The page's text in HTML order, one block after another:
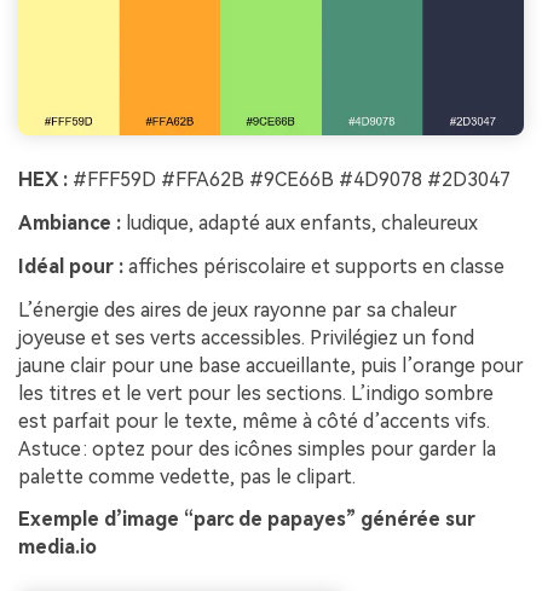
HEX : #FFF59D #FFA62B #9CE66B #4D9078 #2D3047
Ambiance : ludique, adapté aux enfants, chaleureux
Idéal pour : affiches périscolaire et supports en classe
L’énergie des aires de jeux rayonne par sa chaleur
joyeuse et ses verts accessibles. Privilégiez un fond
jaune clair pour une base accueillante, puis l’orange pour
les titres et le vert pour les sections. L’indigo sombre
est parfait pour le texte, même à côté d’accents vifs.
Astuce : optez pour des icônes simples pour garder la
palette comme vedette, pas le clipart.
Exemple d’image “parc de papayes” générée sur
media.io